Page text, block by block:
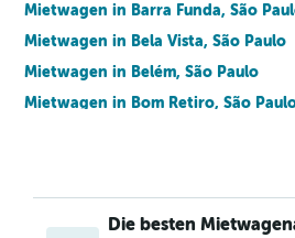
Mietwagen in Barra Funda, São
Mietwagen in Bela Vista, São Paulo
Mietwagen in Belém, São Paulo
Mietwagen in Bom Retiro, São
Mietwagen in Brooklin Paulista,
Mietwagen in Butantã, São Paulo
Die besten